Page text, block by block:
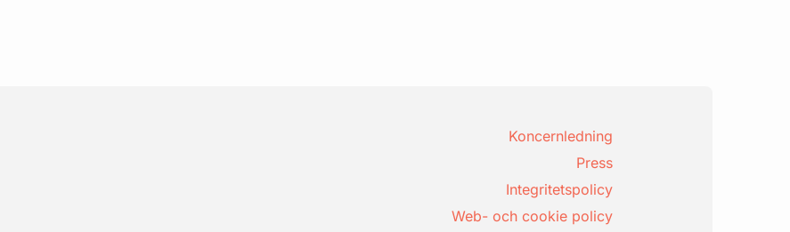
Koncernledning
Press
Integritetspolicy
Web- och cookie policy